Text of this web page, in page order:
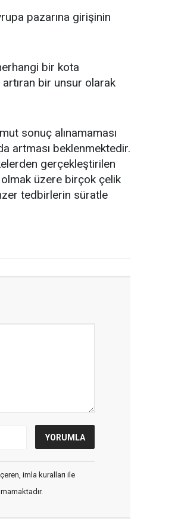
pazarına girişinin
bir kota
bir unsur olarak
sonuç alınamaması
artması beklenmektedir.
gerçekleştirilen
olmak üzere birçok çelik
tedbirlerin süratle
imla kuralları ile